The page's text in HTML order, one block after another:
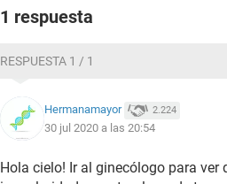
1 respuesta
RESPUESTA 1 / 1
Hermanamayor 2.224
30 jul 2020 a las 20:54
Hola cielo! Ir al ginecólogo para ver